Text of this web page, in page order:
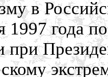
в
1997 года
при